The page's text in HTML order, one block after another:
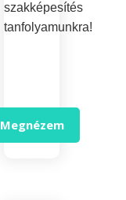
szakképesítés
tanfolyamunkra!
Megnézem